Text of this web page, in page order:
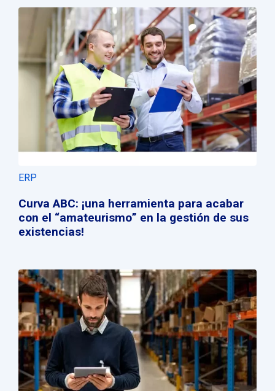
ERP
Curva ABC: ¡una herramienta para acabar
con el “amateurismo” en la gestión de sus
existencias!